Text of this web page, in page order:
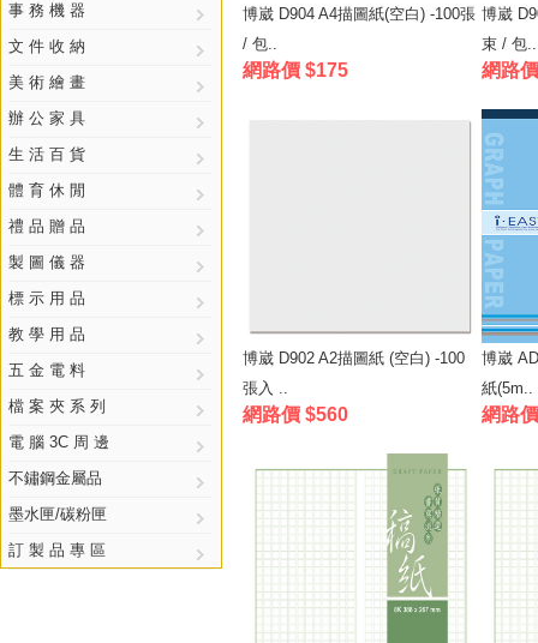
事 務 機 器
文 件 收 納
美 術 繪 畫
辦 公 家 具
生 活 百 貨
體 育 休 閒
禮 品 贈 品
製 圖 儀 器
標 示 用 品
教 學 用 品
五 金 電 料
檔 案 夾 系 列
電 腦 3C 周 邊
不鏽鋼金屬品
墨水匣/碳粉匣
訂 製 品 專 區
博崴 D904 A4描圖紙(空白) -100張
/ 包..
網路價 $175
博崴
束 / 包..
網路
博崴 D902 A2描圖紙 (空白) -100
張入 ..
網路價 $560
博崴
紙(5m..
網路